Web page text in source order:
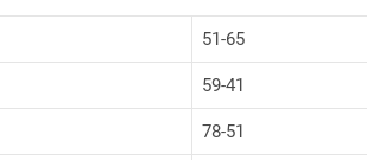
51-65
59-41
78-51